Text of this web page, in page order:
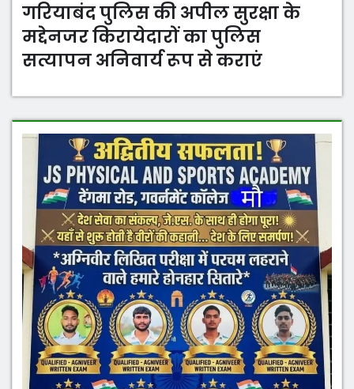
गरियाबंद पुलिस की अपील सुरक्षा के
मद्देनजर किरायेदारों का पुलिस
सत्यापन अनिवार्य रूप से कराएं